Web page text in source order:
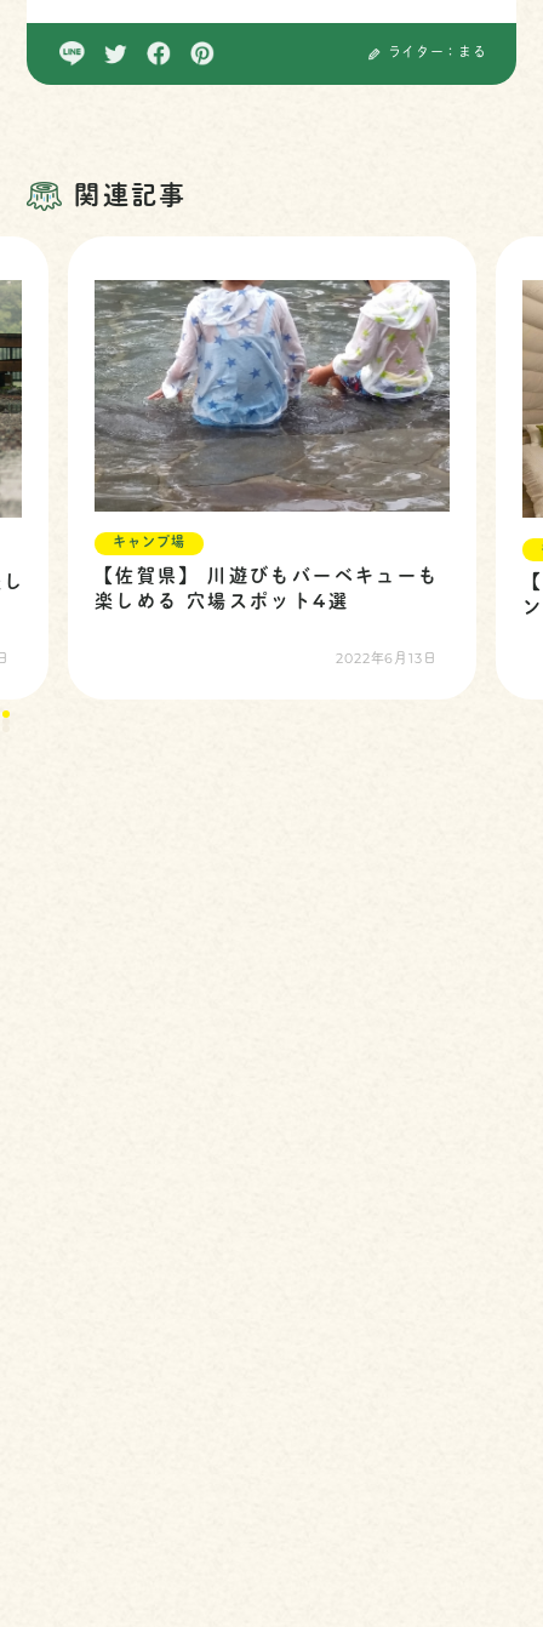
ライター：まる
関連記事
キャンプ場
【佐賀県】 川遊びもバーベキューも
楽しめる 穴場スポット4選
2022年6月13日